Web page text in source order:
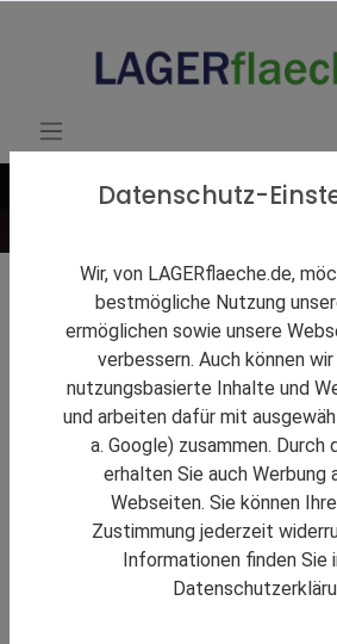
Lagerlösungen
Firmenbörse
Über uns
Produkte
RATGEBER
0-9
Datenschutz-
Wir, von LAGERflaeche.de,
bestmögliche Nutzung
ermöglichen sowie unsere
verbessern. Auch können
nutzungsbasierte Inhalte und
und arbeiten dafür mit
a. Google) zusammen. Durch
erhalten Sie auch Werbung
Webseiten. Sie können
Zustimmung jederzeit
Informationen finden Sie